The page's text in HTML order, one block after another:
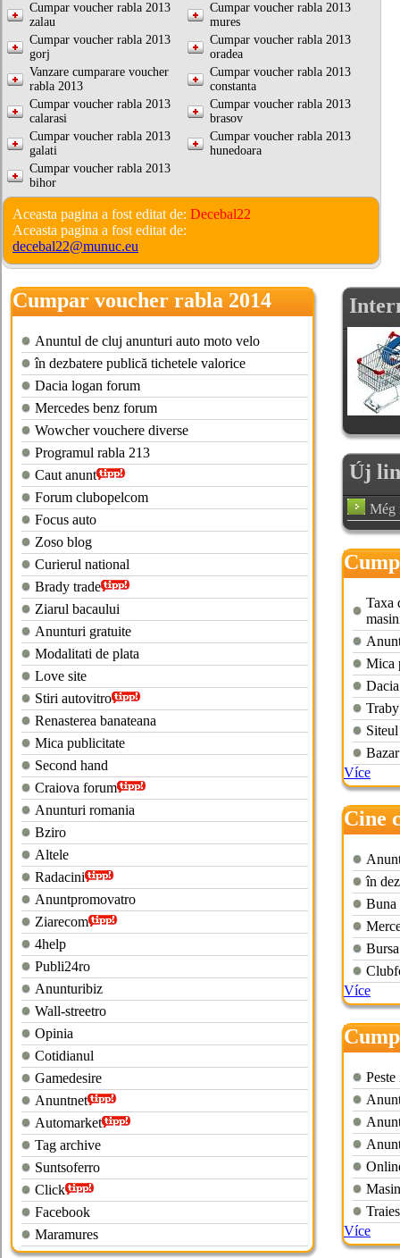
Cumpar voucher rabla 2013
zalau
Cumpar voucher rabla 2013
mures
Cumpar voucher rabla 2013
gorj
Cumpar voucher rabla 2013
oradea
Vanzare cumparare voucher
rabla 2013
Cumpar voucher rabla 2013
constanta
Cumpar voucher rabla 2013
calarasi
Cumpar voucher rabla 2013
brasov
Cumpar voucher rabla 2013
galati
Cumpar voucher rabla 2013
hunedoara
Cumpar voucher rabla 2013
bihor
Aceasta pagina a fost editat de: Decebal22
Aceasta pagina a fost editat de:
decebal22@munuc.eu
Cumpar voucher rabla 2014
Anuntul de cluj anunturi auto moto velo
în dezbatere publică tichetele valorice
Dacia logan forum
Mercedes benz forum
Wowcher vouchere diverse
Programul rabla 213
Caut anunt
Forum clubopelcom
Focus auto
Zoso blog
Curierul national
Brady trade
Ziarul bacaului
Anunturi gratuite
Modalitati de plata
Love site
Stiri autovitro
Renasterea banateana
Mica publicitate
Second hand
Craiova forum
Anunturi romania
Bziro
Altele
Radacini
Anuntpromovatro
Ziarecom
4help
Publi24ro
Anunturibiz
Wall-streetro
Opinia
Cotidianul
Gamedesire
Anuntnet
Automarket
Tag archive
Suntsoferro
Click
Facebook
Maramures
Új
Még
Taxa
Mica
Více
Cine
2013
în
Buna
Více
Více